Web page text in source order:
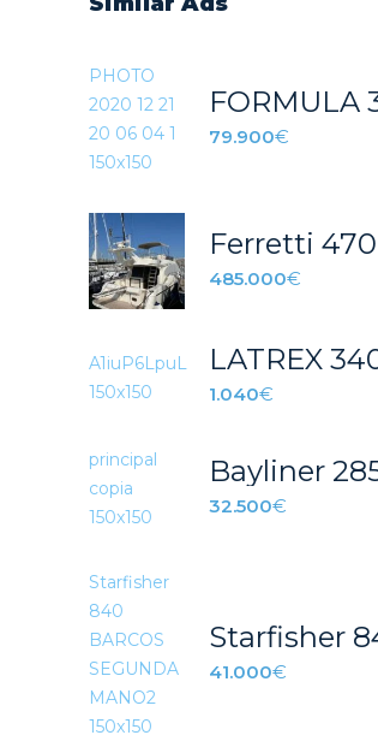
FORMULA
79.900€
Ferretti 470
485.000€
LATREX
1.040€
Bayliner
32.500€
Starfisher
41.000€